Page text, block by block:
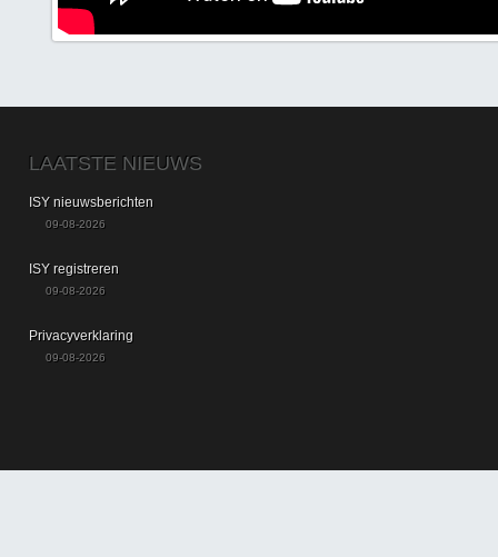
LAATSTE NIEUWS
ISY nieuwsberichten
09-08-2026
ISY registreren
09-08-2026
Privacyverklaring
09-08-2026